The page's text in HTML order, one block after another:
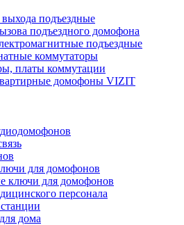
подъездные
подъездного домофона
подъездные
коммутаторы
платы коммутации
домофоны VIZIT
для домофонов
ключи для домофонов
персонала
дома